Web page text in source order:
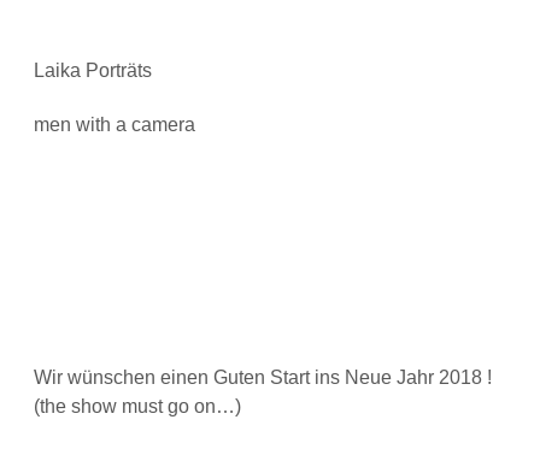
Laika Porträts
men with a camera
Wir wünschen einen Guten Start ins Neue Jahr 2018 !
(the show must go on…)